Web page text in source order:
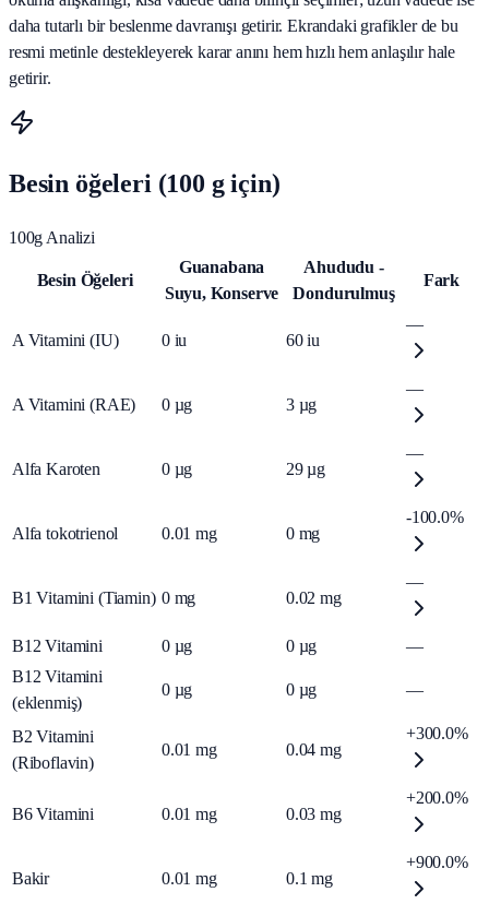
daha tutarlı bir beslenme davranışı getirir. Ekrandaki grafikler de bu
resmi metinle destekleyerek karar anını hem hızlı hem anlaşılır hale
getirir.
Besin öğeleri (100 g için)
100g Analizi
Besin Öğeleri
Guanabana
Suyu, Konserve
Ahududu -
Dondurulmuş
Fark
A Vitamini (IU) 0 iu 60 iu
—
A Vitamini (RAE) 0 µg 3 µg
—
Alfa Karoten 0 µg 29 µg
—
Alfa tokotrienol 0.01 mg 0 mg
-100.0%
B1 Vitamini (Tiamin) 0 mg 0.02 mg
—
B12 Vitamini 0 µg 0 µg
—
B12 Vitamini
(eklenmiş)
0 µg 0 µg —
B2 Vitamini
(Riboflavin)
0.01 mg 0.04 mg
+300.0%
B6 Vitamini 0.01 mg 0.03 mg
+200.0%
Bakir 0.01 mg 0.1 mg
+900.0%